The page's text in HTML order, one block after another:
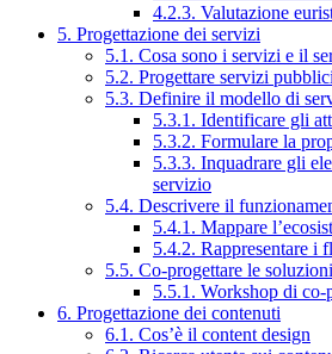
4.2.3. Valutazione
5. Progettazione dei servizi
5.1. Cosa sono i servizi e il
5.2. Progettare servizi
5.3. Definire il modello di
5.3.1. Identificare gli
5.3.2. Formulare la
5.3.3. Inquadrare gli
servizio
5.4. Descrivere il
5.4.1. Mappare
5.4.2. Rappresentare i
5.5. Co-progettare le soluzioni
5.5.1. Workshop di co-
6. Progettazione dei contenuti
6.1. Cos’è il content design